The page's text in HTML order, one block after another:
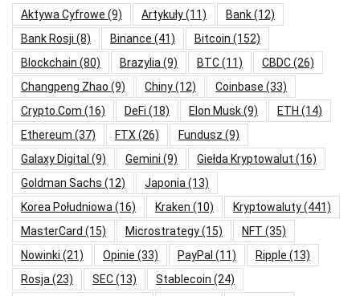
Aktywa Cyfrowe (9) Artykuły(11) Bank(12)
Bank Rosji (8) Binance (41) Bitcoin (152)
Blockchain (80) Brazylia (9) BTC(11) CBDC(26)
Changpeng Zhao (9) Chiny(12) Coinbase (33)
Crypto.com (16) DeFi (18) Elon Musk(9) ETH (14)
Ethereum (37) FTX (26) Fundusz (9)
Galaxy Digital (9) Gemini (9) Giełda Kryptowalut (16)
Goldman Sachs (12) Japonia (13)
Korea Południowa (16) Kraken (10) Kryptowaluty(441)
MasterCard (15) Microstrategy(15) NFT (35)
Nowinki (21) Opinie (33) PayPal (11) Ripple (13)
Rosja (23) SEC(13) Stablecoin (24)